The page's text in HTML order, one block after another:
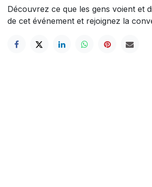
Découvrez ce que les gens voient et
de cet événement et rejoignez la